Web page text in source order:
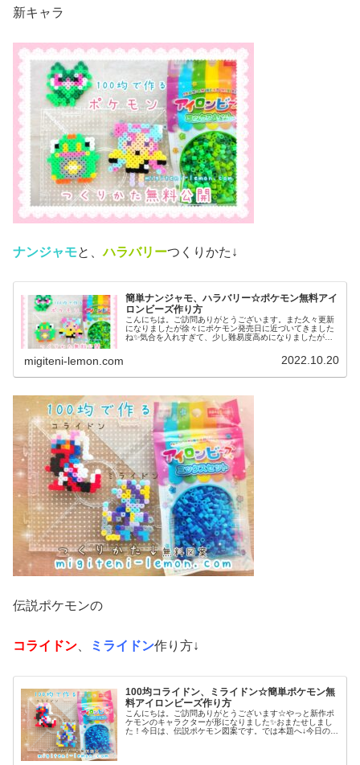
新キャラ
ナンジャモと、ハラバリーつくりかた↓
簡単ナンジャモ、ハラバリー☆ポケモン無料アイ
ロンビーズ作り方
こんにちは。ご訪問ありがとうございます。また久々更新
になりましたが徐々にポケモン発売日に近づいてきました
ね✨気合を入れすぎて、少し難易度高めになりましたがぜ
migiteni-lemon.com 2022.10.20
伝説ポケモンの
コライドン ミライドン作り方↓
100均コライドン、ミライドン☆簡単ポケモン無
料アイロンビーズ作り方
こんにちは。ご訪問ありがとうございます☆やっと新作ポ
ケモンのキャラクターが形になりました✨おまたせしまし
た！今日は、伝説ポケモン図案です。では本題へ↓今日の作